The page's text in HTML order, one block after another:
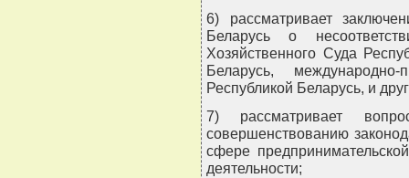
6) рассматривает
Беларусь о
Хозяйственного Суда
Беларусь,
Республикой Беларусь, и
7) рассматривает
совершенствованию
сфере
деятельности;